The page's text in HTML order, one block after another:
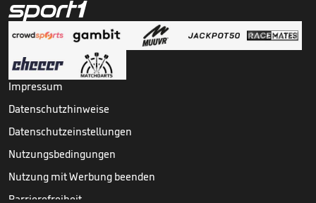
Impressum
Datenschutzhinweise
Datenschutzeinstellungen
Nutzungsbedingungen
Nutzung mit Werbung beenden
Barrierefreiheit